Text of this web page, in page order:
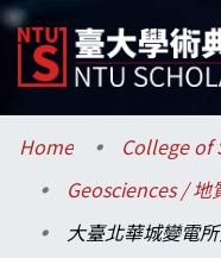
Communities &
Research Outputs
Home
College of
Geosciences / 地